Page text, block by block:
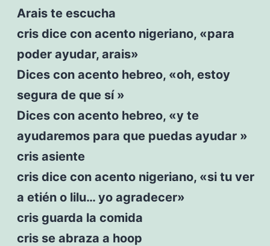
Arais te escucha
cris dice con acento nigeriano, «para
poder ayudar, arais»
Dices con acento hebreo, «oh, estoy
segura de que sí »
Dices con acento hebreo, «y te
ayudaremos para que puedas ayudar »
cris asiente
cris dice con acento nigeriano, «si tu ver
a etién o lilu… yo agradecer»
cris guarda la comida
cris se abraza a hoop